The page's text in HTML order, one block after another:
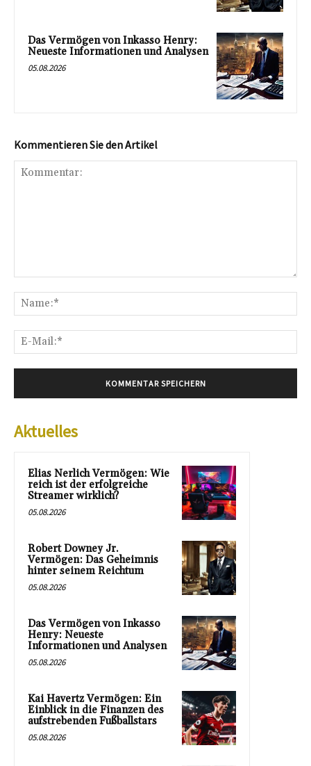
Das Vermögen von Inkasso Henry:
Neueste Informationen und Analysen
05.08.2026
Kommentieren Sie den Artikel
Aktuelles
Elias Nerlich Vermögen: Wie
reich ist der erfolgreiche
Streamer wirklich?
05.08.2026
Robert Downey Jr.
Vermögen: Das Geheimnis
hinter seinem Reichtum
05.08.2026
Das Vermögen von Inkasso
Henry: Neueste
Informationen und Analysen
05.08.2026
Kai Havertz Vermögen: Ein
Einblick in die Finanzen des
aufstrebenden Fußballstars
05.08.2026